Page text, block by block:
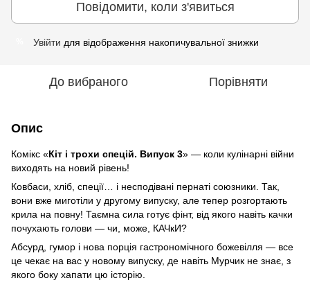
Повідомити, коли з'явиться
Увійти для відображення накопичувальної знижки
До вибраного Порівняти
Опис
Комікс «Кіт і трохи спецій. Випуск 3» — коли кулінарні війни
виходять на новий рівень!
Ковбаси, хліб, спеції… і несподівані пернаті союзники. Так,
вони вже миготіли у другому випуску, але тепер розгортають
крила на повну! Таємна сила готує фінт, від якого навіть качки
почухають голови — чи, може, КАЧкИ?
Абсурд, гумор і нова порція гастрономічного божевілля — все
це чекає на вас у новому випуску, де навіть Мурчик не знає, з
якого боку хапати цю історію.